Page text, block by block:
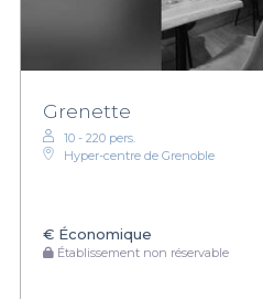
Grenette
10 - 220 pers.
Hyper-centre de Grenoble
€ Économique
Établissement non réservable